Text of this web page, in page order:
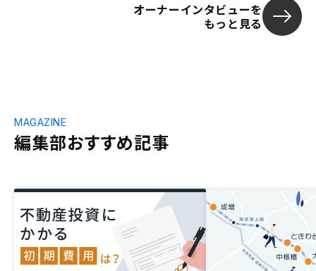
オーナーインタビューを
もっと見る
編集部おすすめ記事
MAGAZINE